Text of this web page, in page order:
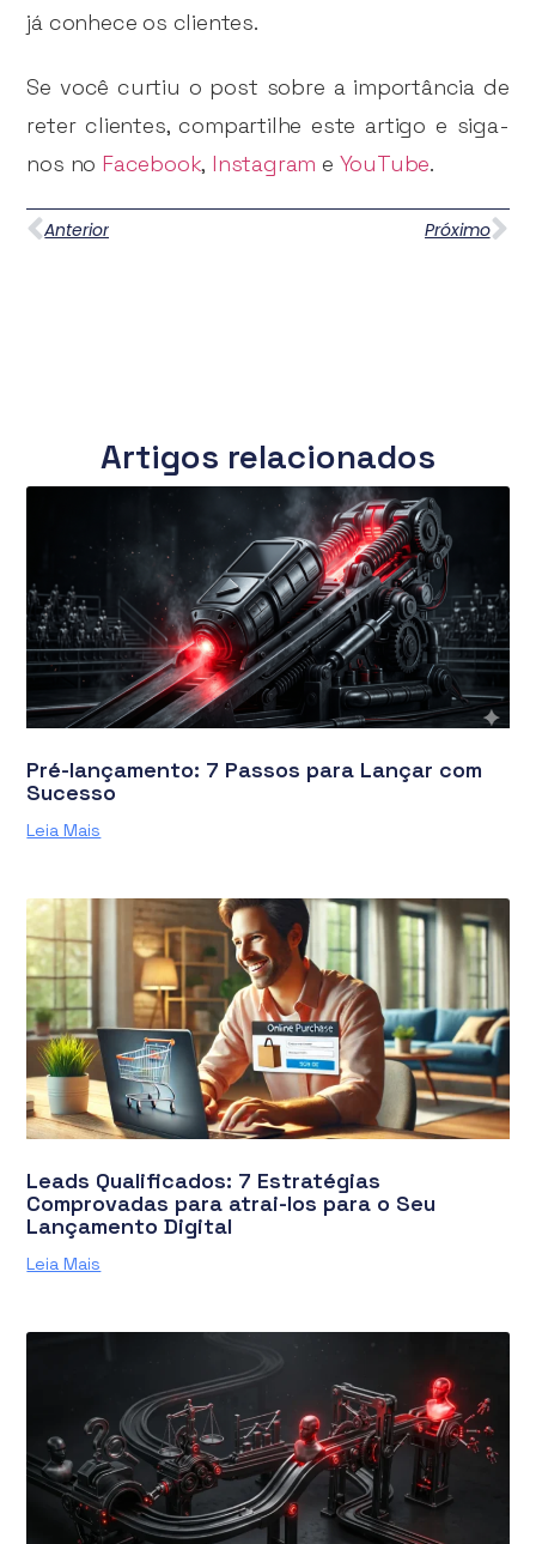
já conhece os clientes.
Se você curtiu o post sobre a importância de
reter clientes, compartilhe este artigo e siga-
nos no Facebook, Instagram e YouTube.
Anterior Próximo
Artigos relacionados
Pré-lançamento: 7 Passos para Lançar com
Sucesso
Leia Mais
Leads Qualificados: 7 Estratégias
Comprovadas para atrai-los para o Seu
Lançamento Digital
Leia Mais